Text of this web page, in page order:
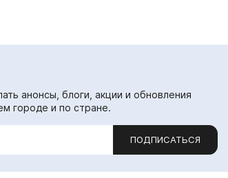
анонсы, блоги, акции и обновления
городе и по стране.
ПОДПИСАТЬСЯ